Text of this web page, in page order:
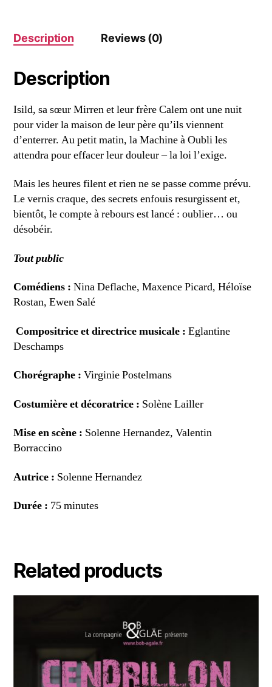
Description Reviews (0)
Description
Isild, sa sœur Mirren et leur frère Calem ont une nuit
pour vider la maison de leur père qu’ils viennent
d’enterrer. Au petit matin, la Machine à Oubli les
attendra pour effacer leur douleur – la loi l’exige.
Mais les heures filent et rien ne se passe comme prévu.
Le vernis craque, des secrets enfouis resurgissent et,
bientôt, le compte à rebours est lancé : oublier… ou
désobéir.
Tout public
Comédiens :Nina Deflache, Maxence Picard, Héloïse
Rostan, Ewen Salé
Compositrice et directrice musicale :Eglantine
Deschamps
Chorégraphe :Virginie Postelmans
Costumière et décoratrice : Solène Lailler
Mise en scène : Solenne Hernandez, Valentin
Borraccino
Autrice : Solenne Hernandez
Durée : 75 minutes
Related products